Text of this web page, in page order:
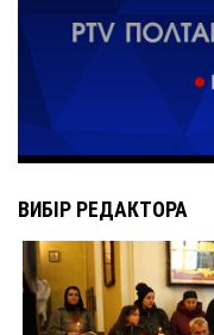
ВИБІР РЕДАКТОРА